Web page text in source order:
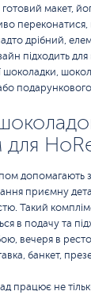
макет,
дрібний,
підходить
шоколадки,
допомагають
приємну
Такий
в подачу та
вечеря в
банкет,
працює не